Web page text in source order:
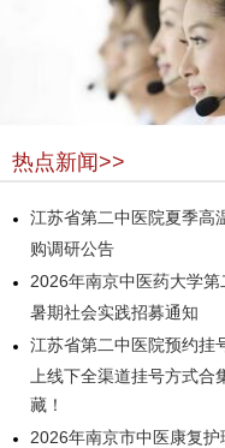
热点新闻>>
江苏省第二中医院夏季高
购调研公告
2026年南京中医药大学第
暑期社会实践招募通知
江苏省第二中医院预约挂
上线下全渠道挂号方式合
藏！
2026年南京市中医康复护